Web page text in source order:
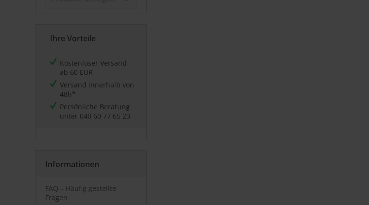
Ihre Vorteile
Kostenloser Versand
ab 60 EUR
Versand innerhalb von
48h*
Persönliche Beratung
unter 040 60 77 65 23
Informationen
FAQ – Häufig gestellte
Fragen